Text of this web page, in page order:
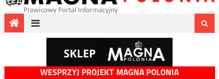
WESPRZYJ PROJEKT MAGNA POLONIA